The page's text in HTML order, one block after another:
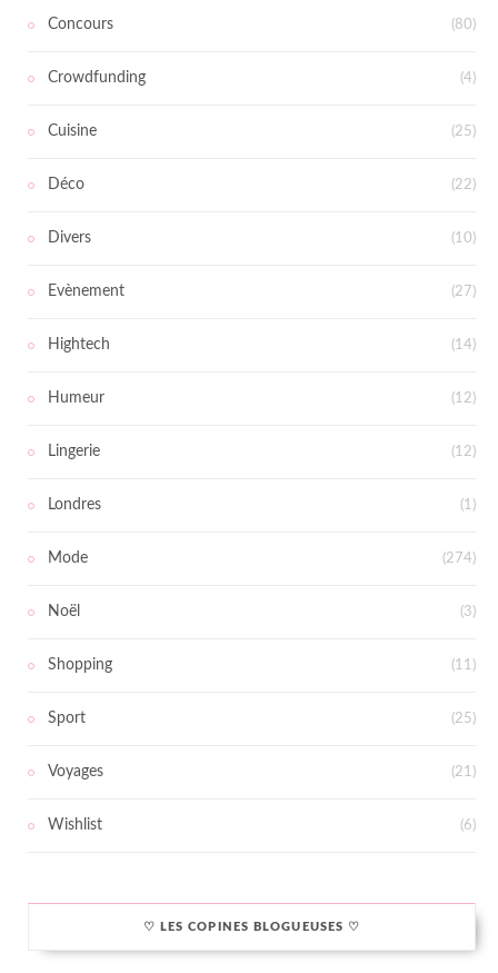
Concours (80)
Crowdfunding (4)
Cuisine (25)
Déco (22)
Divers (10)
Evènement (27)
Hightech (14)
Humeur (12)
Lingerie (12)
Londres (1)
Mode (274)
Noël (3)
Shopping (11)
Sport (25)
Voyages (21)
Wishlist (6)
♡ LES COPINES BLOGUEUSES ♡